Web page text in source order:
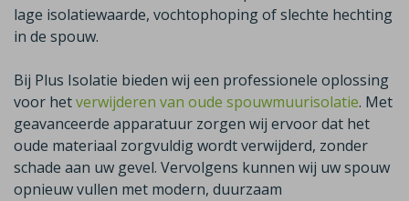
lage isolatiewaarde, vochtophoping of slechte hechting
in de spouw.
Bij Plus Isolatie bieden wij een professionele oplossing
voor hetverwijderen van oude spouwmuurisolatie. Met
geavanceerde apparatuur zorgen wij ervoor dat het
oude materiaal zorgvuldig wordt verwijderd, zonder
schade aan uw gevel. Vervolgens kunnen wij uw spouw
opnieuw vullen met modern, duurzaam